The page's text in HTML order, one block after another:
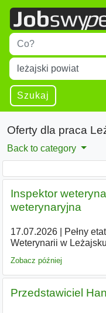
Title
Type 1 or more
Miejscowość
Type 1 or more
Szukaj
Oferty dla praca
Back to category
Inspektor
weterynaryjna
17.07.2026| Pełny etat|
Weterynarii w Leżajsku
Zobacz później
Przedstawiciel